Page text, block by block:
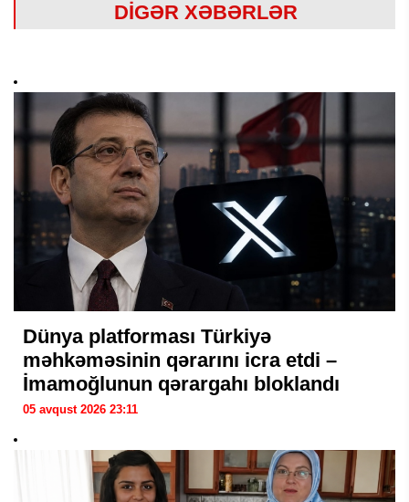
DİGƏR XƏBƏRLƏR
Dünya platforması Türkiyə
məhkəməsinin qərarını icra etdi –
İmamoğlunun qərargahı bloklandı
05 avqust 2026 23:11